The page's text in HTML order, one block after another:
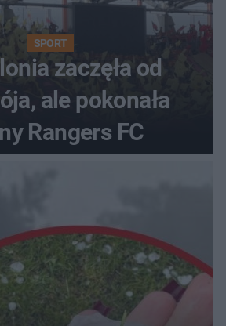
SPORT
zaczęła od
ale pokonała
słynny Rangers FC